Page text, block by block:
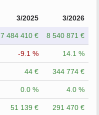
3/2025 3/2026
7 484 410 € 8 540 871 €
-9.1 % 14.1 %
44 € 344 774 €
0.0 % 4.0 %
51 139 € 291 470 €